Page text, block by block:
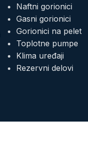
Naftni gorionici
Gasni gorionici
Gorionici na pelet
Toplotne pumpe
Klima uređaji
Rezervni delovi